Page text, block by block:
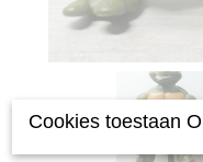
Cookies toestaan